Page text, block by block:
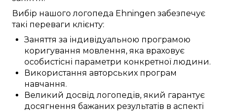
Вибір нашого логопеда Ehningen забезпечує
такі переваги клієнту:
Заняття за індивідуальною програмою
коригування мовлення, яка враховує
особистісні параметри конкретноїлюдини.
Використання авторських програм
навчання.
Великий досвідлогопедів, який гарантує
досягнення бажаних результатів в аспекті